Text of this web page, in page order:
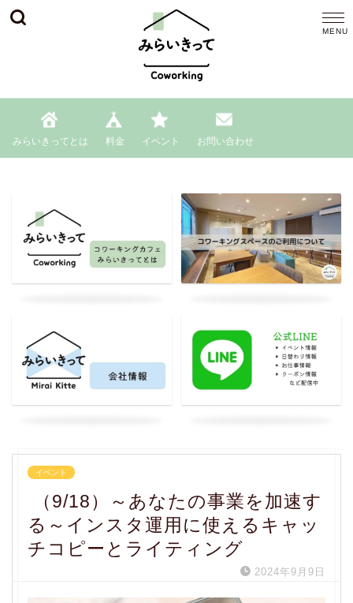
みらいきってとは 料金 イベント お問い合わせ
イベント
（9/18）～あなたの事業を加速す
る～インスタ運用に使えるキャッ
チコピーとライティング
2024年9月9日